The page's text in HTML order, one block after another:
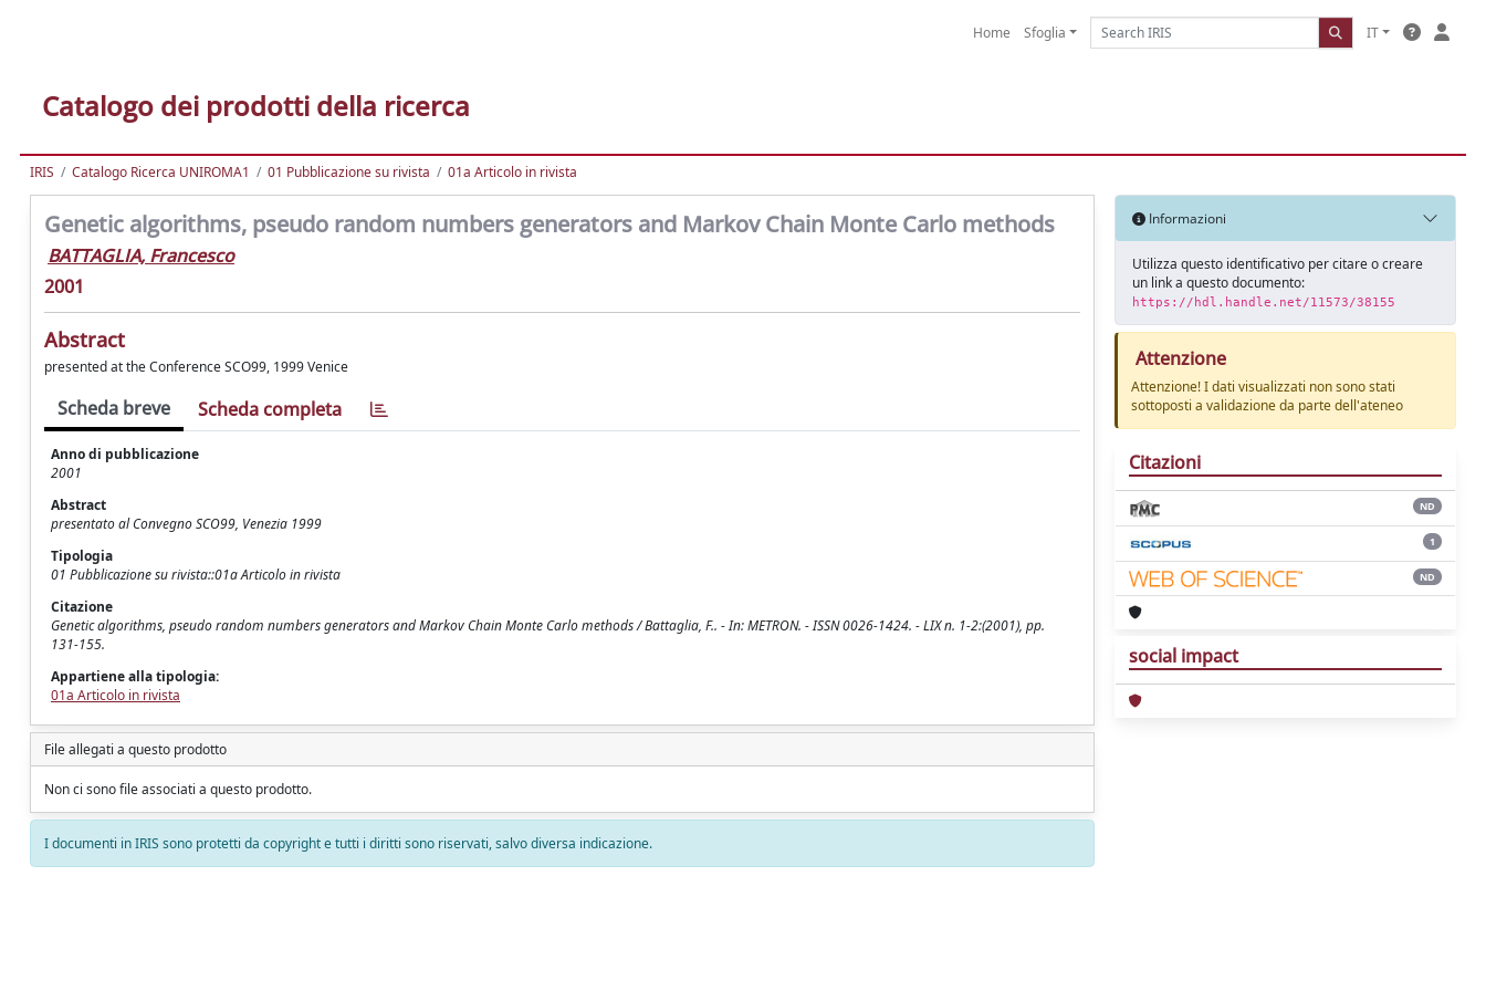
Home Sfoglia IT
Catalogo dei prodotti della ricerca
IRIS Catalogo Ricerca UNIROMA1 01 Pubblicazione su rivista 01a Articolo in rivista
Genetic algorithms, pseudo random numbers generators and Markov Chain Monte Carlo methods
BATTAGLIA, Francesco
2001
Abstract
presented at the Conference SCO99, 1999 Venice
Scheda breve Scheda completa
Anno di pubblicazione
2001
Abstract
presentato al Convegno SCO99, Venezia 1999
Tipologia
01 Pubblicazione su rivista::01a Articolo in rivista
Citazione
Genetic algorithms, pseudo random numbers generators and Markov Chain Monte Carlo methods / Battaglia, F.. - In: METRON. - ISSN 0026-1424. - LIX n. 1-2:(2001), pp.
131-155.
Appartiene alla tipologia:
01a Articolo in rivista
File allegati a questo prodotto
Non ci sono file associati a questo prodotto.
I documenti in IRIS sono protetti da copyright e tutti i diritti sono riservati, salvo diversa indicazione.
Informazioni
Utilizza questo identificativo per citare o creare
un link a questo documento:
https://hdl.handle.net/11573/38155
Attenzione
Attenzione! I dati visualizzati non sono stati
sottoposti a validazione da parte dell'ateneo
Citazioni
ND
1
ND
social impact